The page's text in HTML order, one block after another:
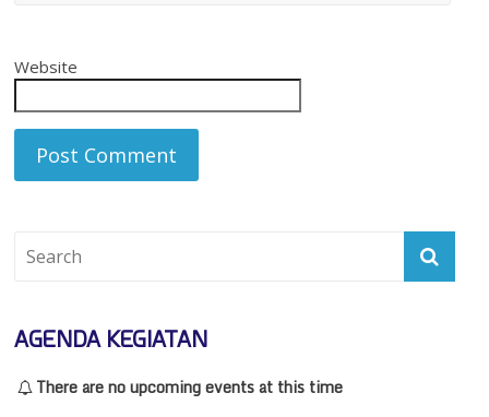
Website
AGENDA KEGIATAN
There are no upcoming events at this time